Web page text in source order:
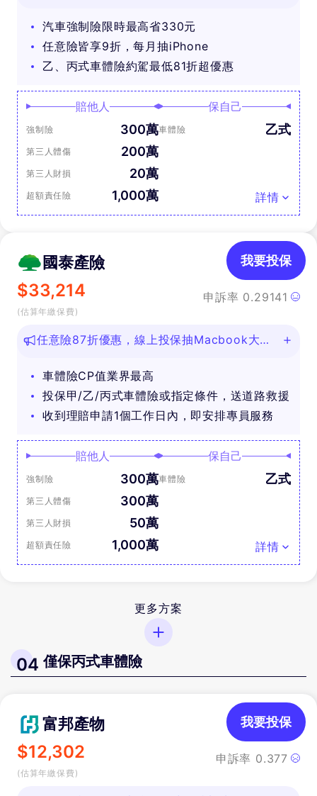
汽車強制險限時最高省330元
任意險皆享9折，每月抽iPhone
乙、丙式車體險約駕最低81折超優惠
賠他人
強制險 300萬
第三人體傷 200萬
第三人財損 20萬
超額責任險 1,000萬
保自己
車體險 乙式
詳情
國泰產險
$33,214
(估算年繳保費)
申訴率 0.29141
我要投保
任意險87折優惠，線上投保抽Macbook大
車體險CP值業界最高
投保甲/乙/丙式車體險或指定條件，送道路救援
收到理賠申請1個工作日內，即安排專員服務
賠他人
強制險 300萬
第三人體傷 300萬
第三人財損 50萬
超額責任險 1,000萬
保自己
車體險 乙式
詳情
更多方案
04 僅保丙式車體險
富邦產物
$12,302
(估算年繳保費)
申訴率 0.377
我要投保